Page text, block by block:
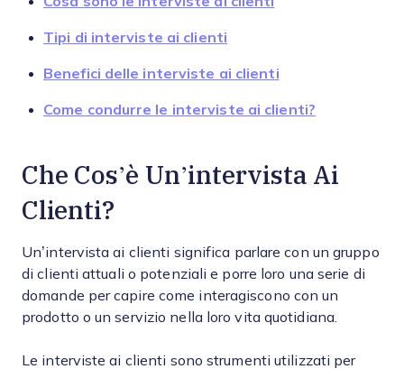
Tipi di interviste ai clienti
Benefici delle interviste ai clienti
Come condurre le interviste ai clienti?
Che Cos’è Un’intervista Ai
Clienti?
Un’intervista ai clienti significa parlare con un gruppo
di clienti attuali o potenziali e porre loro una serie di
domande per capire come interagiscono con un
prodotto o un servizio nella loro vita quotidiana.
Le interviste ai clienti sono strumenti utilizzati per